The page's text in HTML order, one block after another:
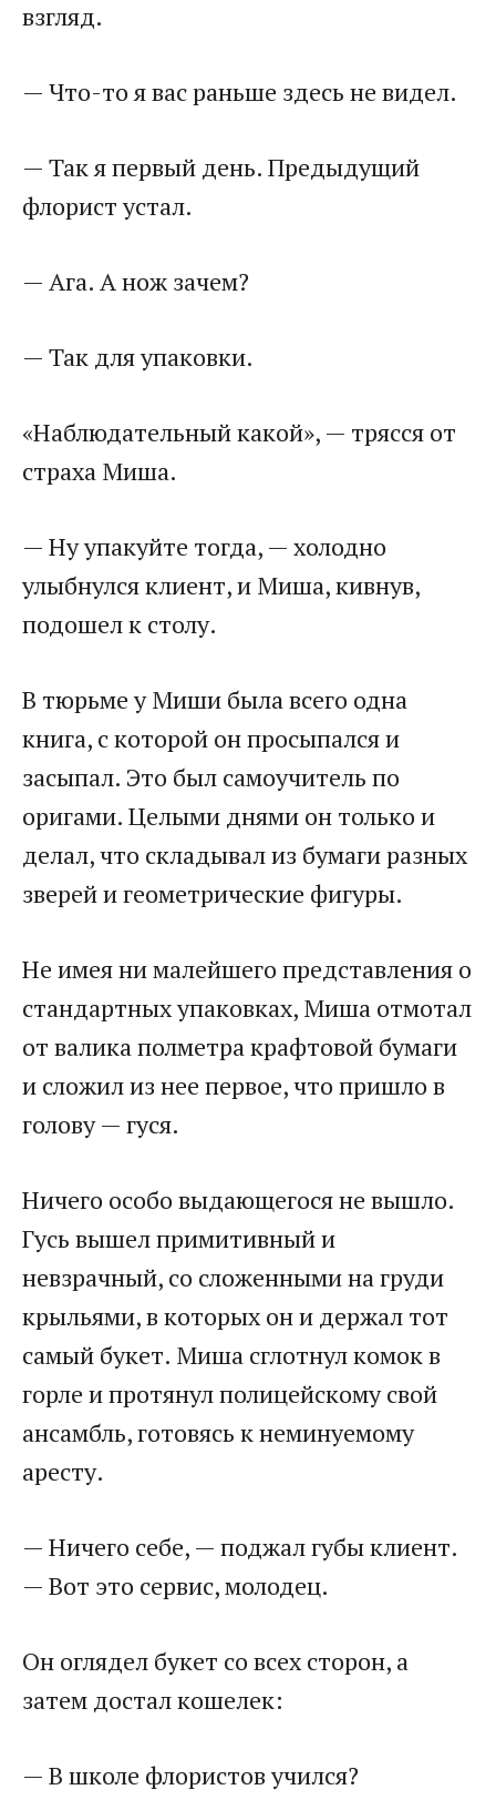
взгляд.
— Что-то я вас раньше здесь не видел.
— Так я первый день. Предыдущий
флорист устал.
— Ага. А нож зачем?
— Так для упаковки.
«Наблюдательный какой», — трясся от
страха Миша.
— Ну упакуйте тогда, — холодно
улыбнулся клиент, и Миша, кивнув,
подошел к столу.
В тюрьме у Миши была всего одна
книга, с которой он просыпался и
засыпал. Это был самоучитель по
оригами. Целыми днями он только и
делал, что складывал из бумаги разных
зверей и геометрические фигуры.
Не имея ни малейшего представления о
стандартных упаковках, Миша отмотал
от валика полметра крафтовой бумаги
и сложил из нее первое, что пришло в
голову — гуся.
Ничего особо выдающегося не вышло.
Гусь вышел примитивный и
невзрачный, со сложенными на груди
крыльями, в которых он и держал тот
самый букет. Миша сглотнул комок в
горле и протянул полицейскому свой
ансамбль, готовясь к неминуемому
аресту.
— Ничего себе, — поджал губы клиент.
— Вот это сервис, молодец.
Он оглядел букет со всех сторон, а
затем достал кошелек:
— В школе флористов учился?